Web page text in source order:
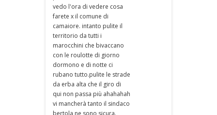
vedo l'ora di vedere cosa
farete x il comune di
camaiore. intanto pulite il
territorio da tutti i
marocchini che bivaccano
con le roulotte di giorno
dormono e di notte ci
rubano tutto.pulite le strade
da erba alta che il giro di
qui non passa più ahahahah
vi mancherà tanto il sindaco
bertola ne sono sicura.